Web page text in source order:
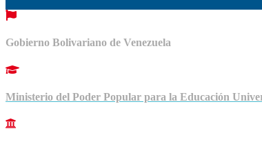
Gobierno Bolivariano de Venezuela
Ministerio del Poder Popular para la Educación